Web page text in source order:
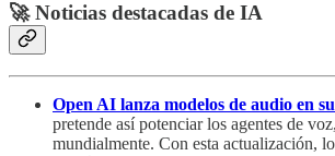
🚀 Noticias destacadas de IA
Open AI lanza modelos de audio en
pretende así potenciar los agentes de
mundialmente. Con esta actualización,